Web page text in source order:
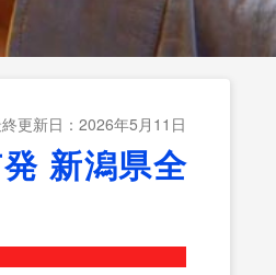
更新日：2026年5月11日
新潟県全